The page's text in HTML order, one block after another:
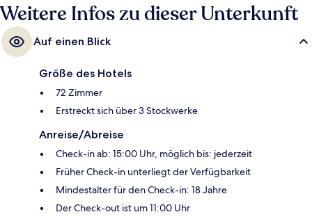
Weitere Infos zu dieser Unterkunft
Auf einen Blick
Größe des Hotels
72 Zimmer
Erstreckt sich über 3 Stockwerke
Anreise/Abreise
Check-in ab: 15:00 Uhr, möglich bis: jederzeit
Früher Check-in unterliegt der Verfügbarkeit
Mindestalter für den Check-in: 18 Jahre
Der Check-out ist um 11:00 Uhr